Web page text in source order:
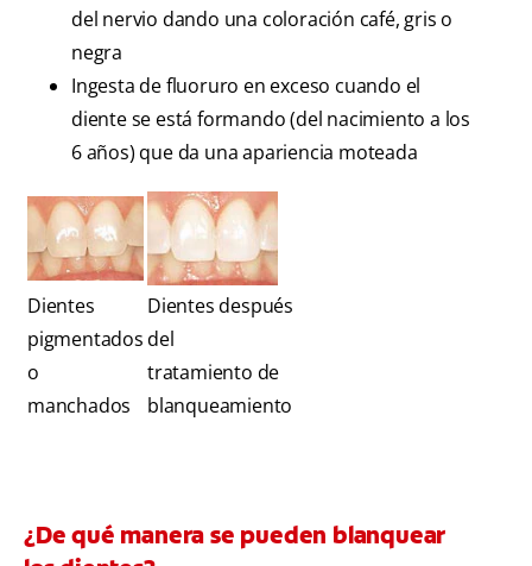
del nervio dando una coloración café, gris o
negra
Ingesta de fluoruro en exceso cuando el
diente se está formando (del nacimiento a los
6 años) que da una apariencia moteada
Dientes
pigmentados
o
manchados
Dientes después
del
tratamiento de
blanqueamiento
¿De qué manera se pueden blanquear